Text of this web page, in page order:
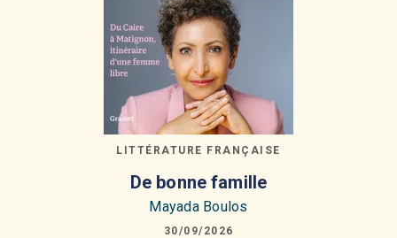
LITTÉRATURE FRANÇAISE
De bonne famille
Mayada Boulos
30/09/2026